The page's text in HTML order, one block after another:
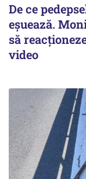
De ce
eșuează.
să
video